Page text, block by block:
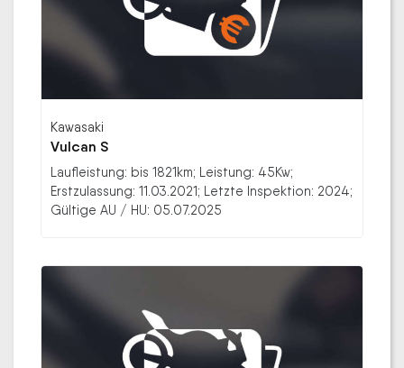
Kawasaki
Vulcan S
Laufleistung: bis 1821km; Leistung: 45Kw;
Erstzulassung: 11.03.2021; Letzte Inspektion: 2024;
Gültige AU / HU: 05.07.2025